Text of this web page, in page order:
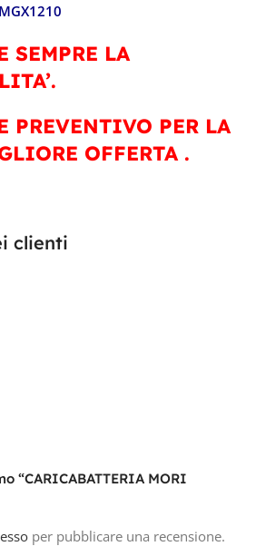
MGX1210
SEMPRE LA
PREVENTIVO PER LA
OFFERTA .
clienti
“CARICABATTERIA MORI
per pubblicare una recensione.